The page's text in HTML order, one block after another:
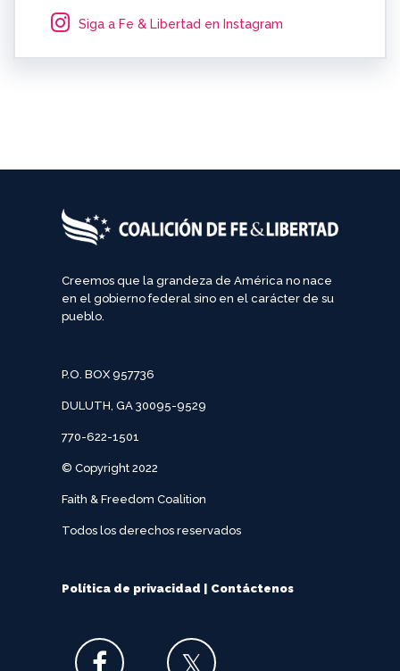
Siga a Fe & Libertad en Instagram
Creemos que la grandeza de América no nace
en el gobierno federal sino en el carácter de su
pueblo.
P.O. BOX 957736
DULUTH, GA 30095-9529
770-622-1501
© Copyright 2022
Faith & Freedom Coalition
Todos los derechos reservados
Política de privacidad Contáctenos